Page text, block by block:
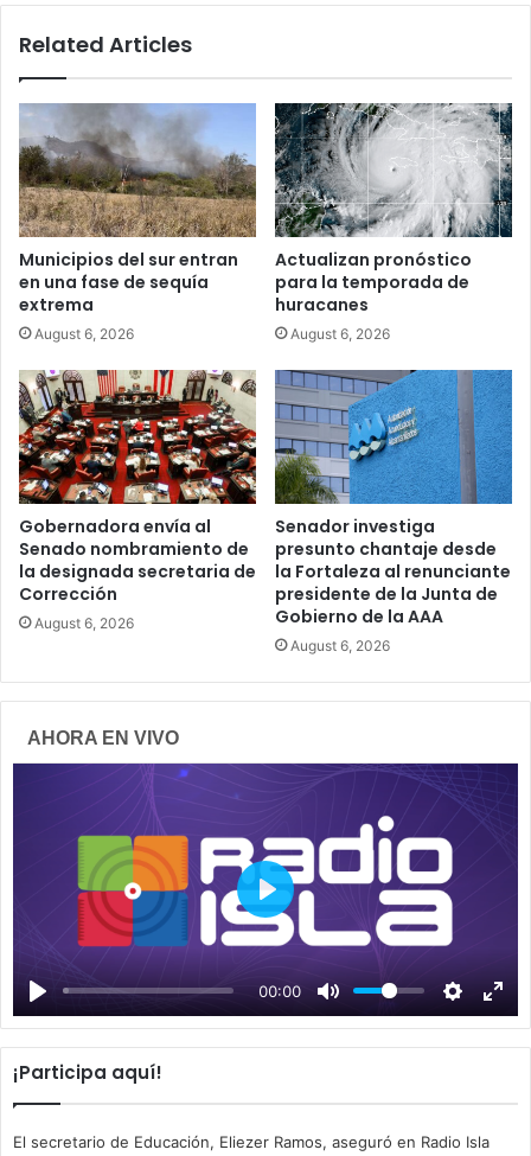
Related Articles
Municipios del sur entran
en una fase de sequía
extrema
August 6, 2026
Actualizan pronóstico
para la temporada de
huracanes
August 6, 2026
Gobernadora envía al
Senado nombramiento de
la designada secretaria de
Corrección
August 6, 2026
Senador investiga
presunto chantaje desde
la Fortaleza al renunciante
presidente de la Junta de
Gobierno de la AAA
August 6, 2026
AHORA EN VIVO
00:00
P
a
y
¡Participa aquí!
El secretario de Educación, Eliezer Ramos, aseguró en Radio Isla